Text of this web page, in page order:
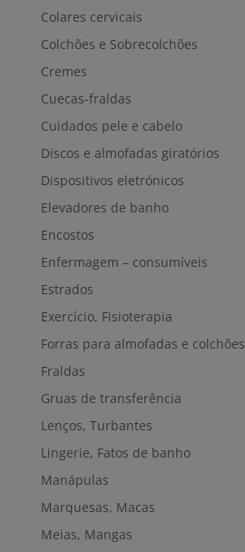
Colares cervicais
Colchões e Sobrecolchões
Cremes
Cuecas-fraldas
Cuidados pele e cabelo
Discos e almofadas giratórios
Dispositivos eletrónicos
Elevadores de banho
Encostos
Enfermagem – consumíveis
Estrados
Exercício, Fisioterapia
Forras para almofadas e colchões
Fraldas
Gruas de transferência
Lenços, Turbantes
Lingerie, Fatos de banho
Manápulas
Marquesas, Macas
Meias, Mangas